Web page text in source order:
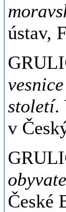
ústav,
století.
v
České